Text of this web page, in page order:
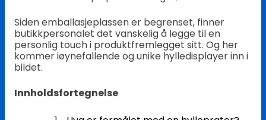
Siden emballasjeplassen er begrenset, finner
butikkpersonalet det vanskelig å legge til en
personlig touch i produktfremlegget sitt. Og her
kommer iøynefallende og unike hylledisplayer inn i
bildet.
Innholdsfortegnelse